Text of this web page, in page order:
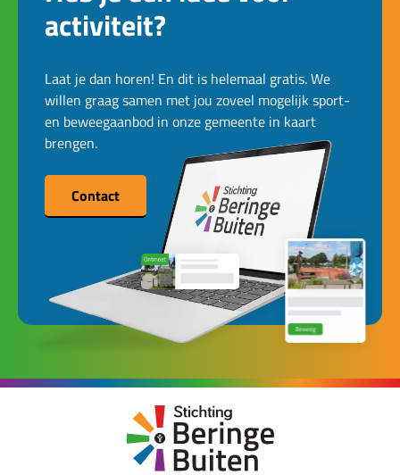
activiteit?
Laat je dan horen! En dit is helemaal gratis. We
willen graag samen met jou zoveel mogelijk sport-
en beweegaanbod in onze gemeente in kaart
brengen.
Contact